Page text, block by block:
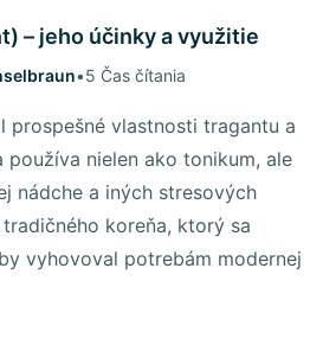
– jeho účinky a využitie
•5 Čas čítania
prospešné vlastnosti tragantu a
nielen ako tonikum, ale
nádche a iných stresových
koreňa, ktorý sa
vyhovoval potrebám modernej